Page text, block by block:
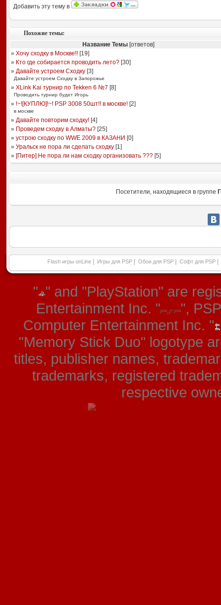
Добавить эту тему в
Похожие темы:
Название Темы [ответов]
» Хочу сходку в Москве!![19]
» Кто где собирается проводить лето?[30]
» Давайте устроем Сходку[3]
Давайте устроем Сходку в Запорожье
» XLink Kai турнир по Tekken 6 №7 [8]
Проводить турнир будет Игорь
» !~![КУПЛЮ]!~! PSP 3008 50шт!! в москве![2]
в москве
» Давайте повторим сходку![4]
» Проведем сходку в Алматы?[25]
» устрою сходку по WWE 2009 в КАЗАНИ [0]
» Уральск не пора ли сделать сходку[1]
» [Питер] Не пора ли нам сходку организовать ???[5]
Посетители, находящиеся в группе
Flash игры onLine Игры для PSP Обои для PSP Софт для PSP
" " and "PlayStation" are
Entertainment Inc. "
",
Computer Entertainment Inc. "
"Memory Stick Duo" logotype
titles, publisher names,
trademarks, registered
respective